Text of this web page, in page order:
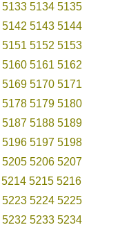
5133 5134 5135
5142 5143 5144
5151 5152 5153
5160 5161 5162
5169 5170 5171
5178 5179 5180
5187 5188 5189
5196 5197 5198
5205 5206 5207
5214 5215 5216
5223 5224 5225
5232 5233 5234